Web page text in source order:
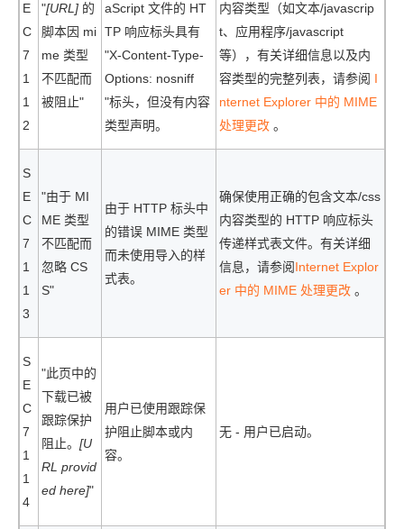
E
C
7
1
1
2
"[URL] 的
脚本因 mi
me 类型
不匹配而
被阻止"
aScript 文件的 HT
TP 响应标头具有
"X-Content-Type-
Options: nosniff
"标头，但没有内容
类型声明。
内容类型（如文本/javascrip
t、应用程序/javascript
等），有关详细信息以及内
容类型的完整列表，请参阅 I
nternet Explorer 中的 MIME
处理更改 。
S
E
C
7
1
1
3
"由于 MI
ME 类型
不匹配而
忽略 CS
S"
由于 HTTP 标头中
的错误 MIME 类型
而未使用导入的样
式表。
确保使用正确的包含文本/css
内容类型的 HTTP 响应标头
传递样式表文件。有关详细
信息，请参阅Internet Explor
er 中的 MIME 处理更改 。
S
E
C
7
1
1
4
"此页中的
下载已被
跟踪保护
阻止。 [U
RL provid
ed here]"
用户已使用跟踪保
护阻止脚本或内
容。
无 - 用户已启动。